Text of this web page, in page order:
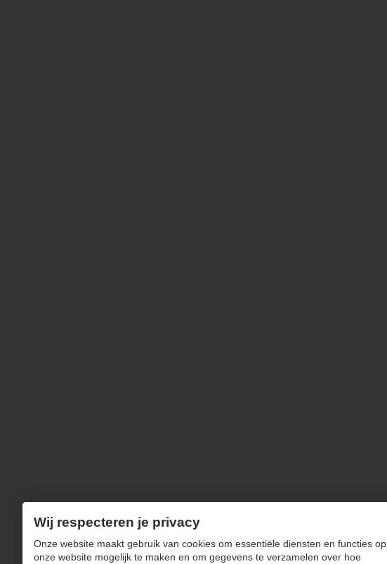
Wij respecteren je privacy
Onze website maakt gebruik van cookies om essentiële diensten en functies op
onze website mogelijk te maken en om gegevens te verzamelen over hoe